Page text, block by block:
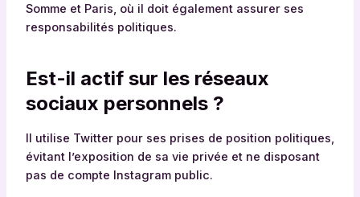
Somme et Paris, où il doit également assurer ses
responsabilités politiques.
Est-il actif sur les réseaux
sociaux personnels ?
Il utilise Twitter pour ses prises de position politiques,
évitant l’exposition de sa vie privée et ne disposant
pas de compte Instagram public.